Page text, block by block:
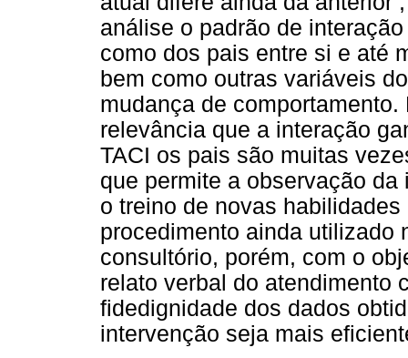
análise o padrão de
como dos pais entre si e até
bem como outras variáveis
mudança de
relevância que a interação
TACI os pais são muitas
que permite a observação
o treino de novas
procedimento ainda utilizado
consultório, porém, com o
relato verbal do atendimento
fidedignidade dos dados
intervenção seja mais